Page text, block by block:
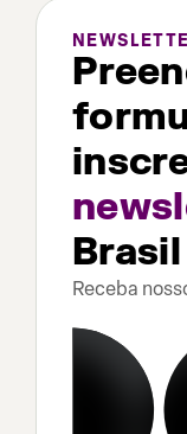
Brasil
Receba